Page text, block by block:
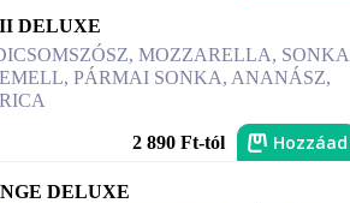
DELUXE
MOZZARELLA,
PÁRMAI SONKA, ANANÁSZ,
2 890 Ft-tól Hozzáad
DELUXE